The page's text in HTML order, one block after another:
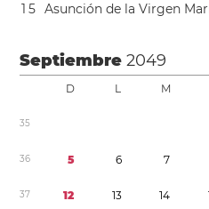
1 5 Asunción de la Virgen
Septiembre2049
D L M
35
36 5 6 7
37 12 13 14